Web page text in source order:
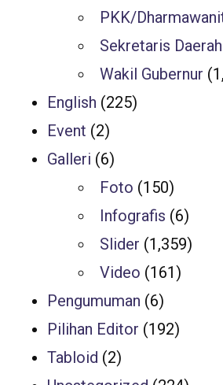
PKK/
Sekretaris Daerah
Wakil Gubernur
English (225)
Event (2)
Galleri (6)
Foto (150)
Infografis (6)
Slider (1,359)
Video (161)
Pengumuman (6)
Pilihan Editor (192)
Tabloid (2)